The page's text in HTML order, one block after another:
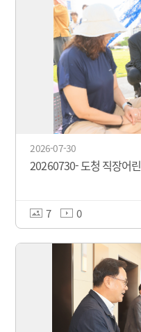
2026-07-30
20260730- 도청 직장어
7 0